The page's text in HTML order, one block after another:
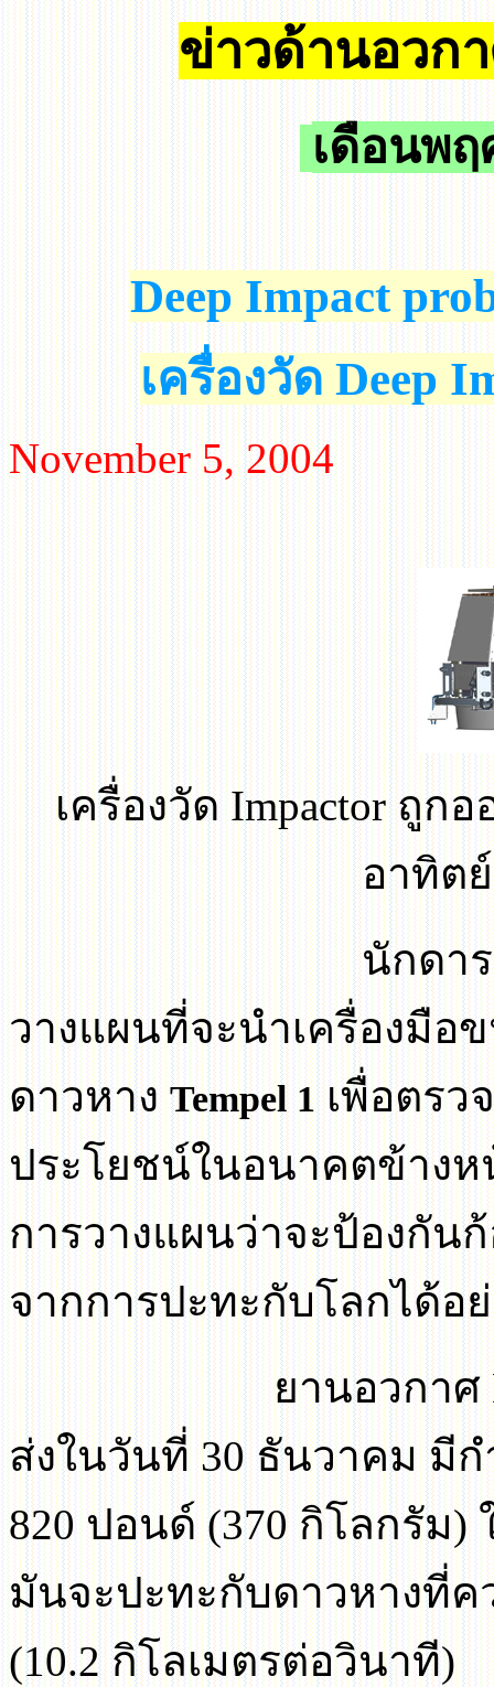
ข่าวด้านอวก
เดือนพ
Deep Impact
เครื่องวัด Deep
November5, 2004
เครื่องวัดImpactorถูกอ
อาทิต
นักดา
วางแผนที่จะนำเครื่องมือ
ดาวหางTempel 1 เพื่อตรว
ประโยชน์ในอนาคตข้าง
การวางแผนว่าจะป้องกัน
จากการปะทะกับโลกได้อย่
ยานอวกาศ
ส่งในวันที่ 30 ธันวาคม มี
820 ปอนด์ (370 กิโลกรัม)
มันจะปะทะกับดาวหางที่ค
(10.2 กิโลเมตรต่อวินาที)